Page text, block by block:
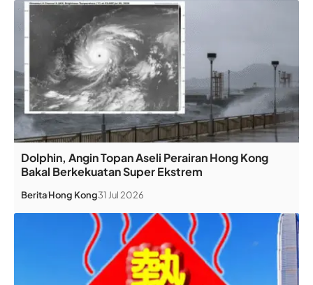
Dolphin, Angin Topan Aseli Perairan Hong Kong
Bakal Berkekuatan Super Ekstrem
BeritaHong Kong31 Jul 2026